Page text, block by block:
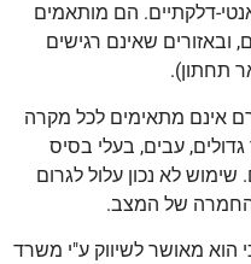
דלקתיים. הם מותאמים
ובאזורים שאינם רגישים
תחתון).
אינם מתאימים לכל מקרה
עבים, בעלי בסיס
לא נכון עלול לגרום
החמרה של המצב.
הוא מאושר לשיווק ע"י משרד